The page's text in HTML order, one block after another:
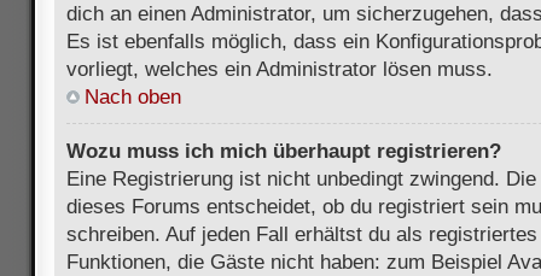
dich an einen Administrator, um sicherzugehen,
Es ist ebenfalls möglich, dass ein
vorliegt, welches ein Administrator lösen muss.
Nach oben
Wozu muss ich mich überhaupt registrieren?
Eine Registrierung ist nicht unbedingt zwingend.
dieses Forums entscheidet, ob du registriert sein
schreiben. Auf jeden Fall erhältst du als
Funktionen, die Gäste nicht haben: zum Beispiel